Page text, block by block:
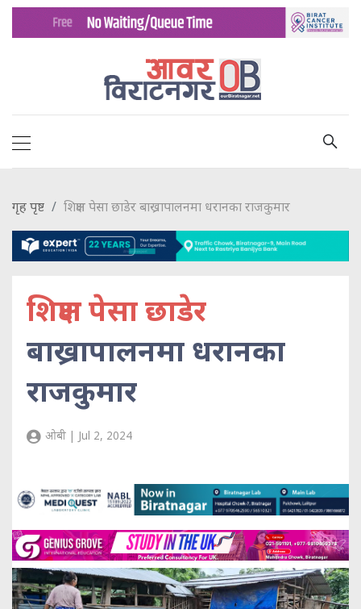
गृह पृष्ट शिक्षण पेसा छाडेर बाख्रापालनमा धरानका राजकुमार
शिक्षण पेसा छाडेर
बाख्रापालनमा धरानका
राजकुमार
ओबी | Jul 2, 2024